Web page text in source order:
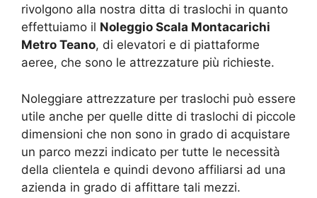
rivolgono alla nostra ditta di traslochi in quanto
effettuiamo il Noleggio Scala Montacarichi
Metro Teano, di elevatori e di piattaforme
aeree, che sono le attrezzature più richieste.
Noleggiare attrezzature per traslochi può essere
utile anche per quelle ditte di traslochi di piccole
dimensioni che non sono in grado di acquistare
un parco mezzi indicato per tutte le necessità
della clientela e quindi devono affiliarsi ad una
azienda in grado di affittare tali mezzi.